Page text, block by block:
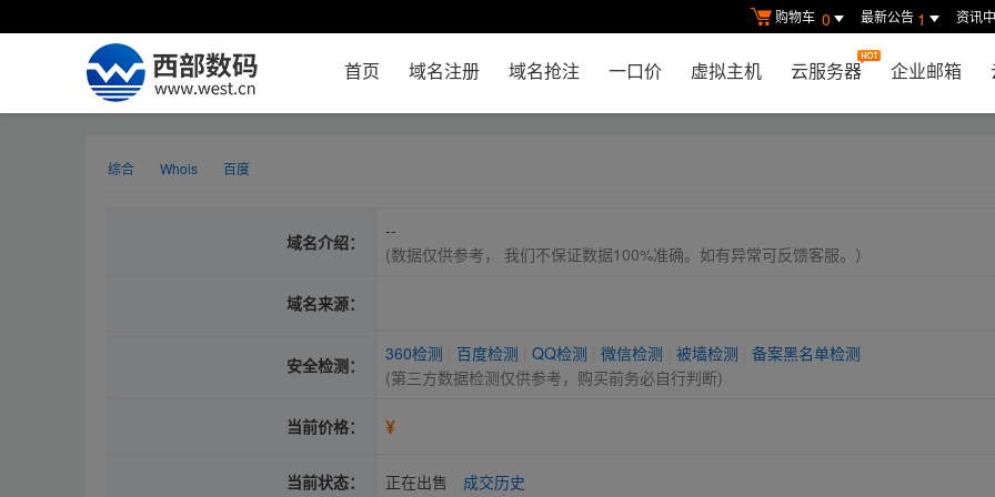
购物车 0 最新公告 1 资讯
首页 域名注册 域名抢注 一口价 虚拟主机 云服务器 企业邮箱
综合 Whois 百度
域名介绍：
--
(数据仅供参考， 我们不保证数据100%准确。如有异常可反馈客服。）
域名来源：
安全检测：
360检测 百度检测 QQ检测 微信检测 被墙检测
备案黑名单检测
(第三方数据检测仅供参考，购买前务必自行判断)
当前价格： ¥
当前状态： 正在出售 成交历史